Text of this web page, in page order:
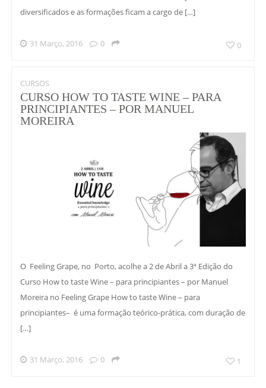
diversificados e as formações ficam a cargo de […]
31 Março, 2016 0 0
CURSOS
CURSO HOW TO TASTE WINE – PARA
PRINCIPIANTES – POR MANUEL
MOREIRA
O Feeling Grape, no Porto, acolhe a 2 de Abril a 3ª Edição do
Curso How to taste Wine – para principiantes – por Manuel
Moreira no Feeling Grape How to taste Wine – para
principiantes– é uma formação teórico-prática, com duração de
[…]
31 Março, 2016 0 1